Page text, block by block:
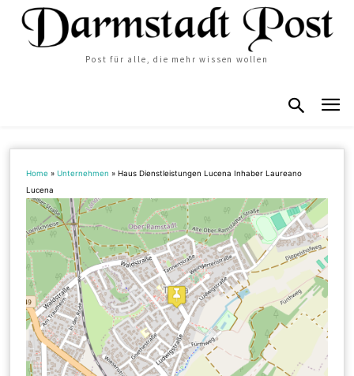
Post für alle, die mehr wissen wollen
Home »Unternehmen »Haus Dienstleistungen Lucena Inhaber Laureano
Lucena